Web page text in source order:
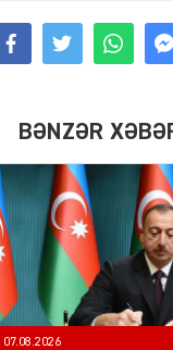
BƏNZƏR
07.08.2026